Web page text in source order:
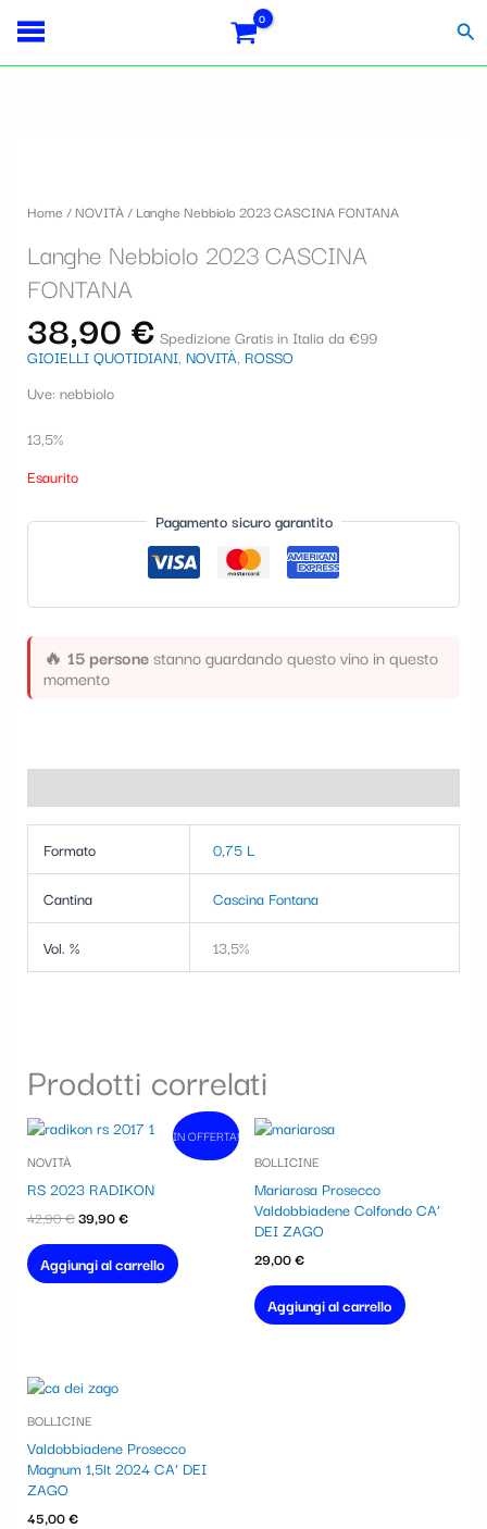
contenuto
Home /NOVITÀ/ Langhe Nebbiolo 2023 CASCINA FONTANA
Langhe Nebbiolo 2023 CASCINA
FONTANA
38,90 € Spedizione Gratis in Italia da €99
GIOIELLI QUOTIDIANI, NOVITÀ, ROSSO
Uve: nebbiolo
13,5%
Esaurito
Pagamento sicuro garantito
🔥 15 personestanno guardando questo vino in questo
momento
Formato 0,75 L
Cantina Cascina Fontana
Vol. % 13,5%
Prodotti correlati
In vendita!
IN OFFERTA!
NOVITÀ
RS 2023 RADIKON
42,90€
Il
era:
39,90€
Il
è:
Aggiungi al carrello
BOLLICINE
Mariarosa Prosecco
Valdobbiadene Colfondo CA’
DEI ZAGO
29,00€
Aggiungi al carrello
BOLLICINE
Valdobbiadene Prosecco
Magnum 1,5lt 2024 CA’ DEI
ZAGO
45,00€
S
o
n
a
u
n
a
c
a
o
r